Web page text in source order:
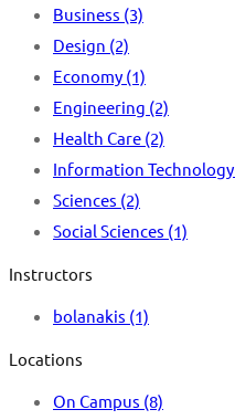
Business (3)
Design (2)
Economy (1)
Engineering (2)
Health Care (2)
Information Technology
Sciences (2)
Social Sciences (1)
Instructors
bolanakis (1)
Locations
On Campus (8)